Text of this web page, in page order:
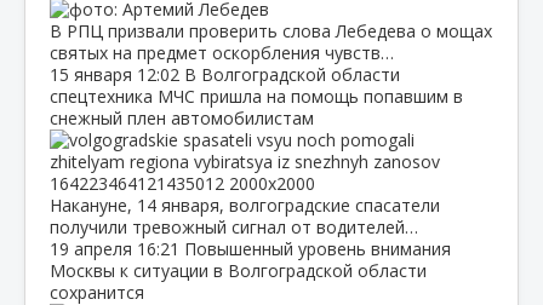
В РПЦ призвали проверить слова Лебедева о мощах
святых на предмет оскорбления чувств…
15 января 12:02 В Волгоградской области
спецтехника МЧС пришла на помощь попавшим в
снежный плен автомобилистам
Накануне, 14 января, волгоградские спасатели
получили тревожный сигнал от водителей…
19 апреля 16:21 Повышенный уровень внимания
Москвы к ситуации в Волгоградской области
сохранится